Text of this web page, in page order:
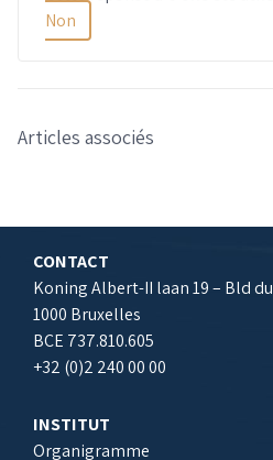
Non
Articles associés
CONTACT
Koning Albert-II laan 19 – Bld
1000 Bruxelles
BCE 737.810.605
+32 (0)2 240 00 00
INSTITUT
Organigramme